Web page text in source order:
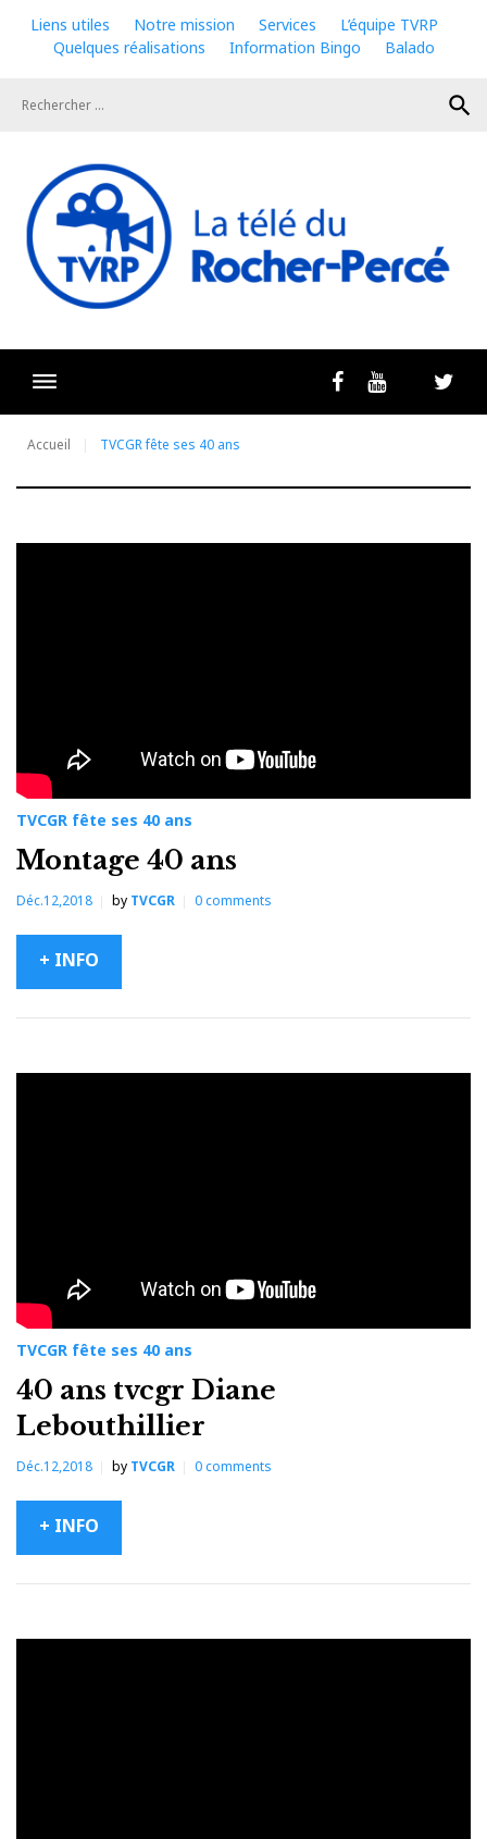
content
Liens utiles Notre mission Services
L’équipe TVRP
Quelques réalisations
Information Bingo
Balado
search
FacebookYoutubeLivestream
Accueil TVCGR fête ses 40 ans
Catégorie :
TVCGR fête ses 40 ans
Montage 40 ans
Déc.12,2018 by TVCGR 0comments
+ INFO
TVCGR fête ses 40 ans
40 ans tvcgr Diane
Lebouthillier
Déc.12,2018 by TVCGR 0comments
+ INFO